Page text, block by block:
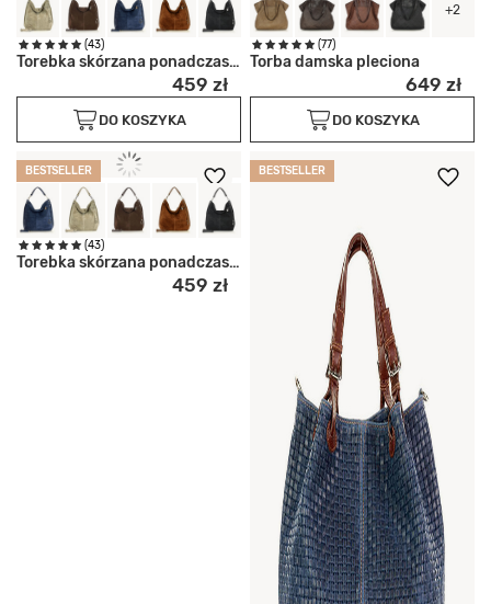
(43)
Torebka skórzana ponadczasowy
459 zł
DO KOSZYKA
+2
(77)
Torba damska pleciona
649 zł
DO KOSZYKA
BESTSELLER
(43)
Torebka skórzana ponadczasowy
459 zł
BESTSELLER